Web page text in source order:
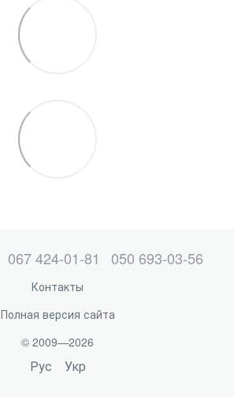
067 424-01-81 050 693-03-56
Контакты
Полная версия сайта
© 2009—2026
Рус Укр